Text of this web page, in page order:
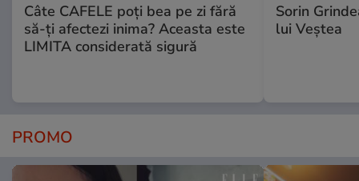
Câte CAFELE poți bea pe zi fără
să-ți afectezi inima? Aceasta este
LIMITA considerată sigură
Sorin
lui Veștea
PROMO